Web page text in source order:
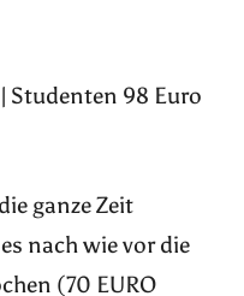
Studenten 98 Euro
ganze Zeit
nach wie vor die
(70 EURO